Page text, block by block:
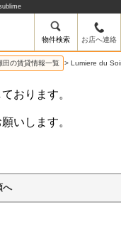
物件検索 お店へ連絡
田の賃貸情報一覧 > Lumiere du
おります。
いします。
へ